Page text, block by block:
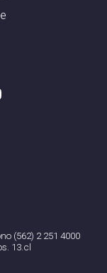
(562) 2 251 4000
13.cl